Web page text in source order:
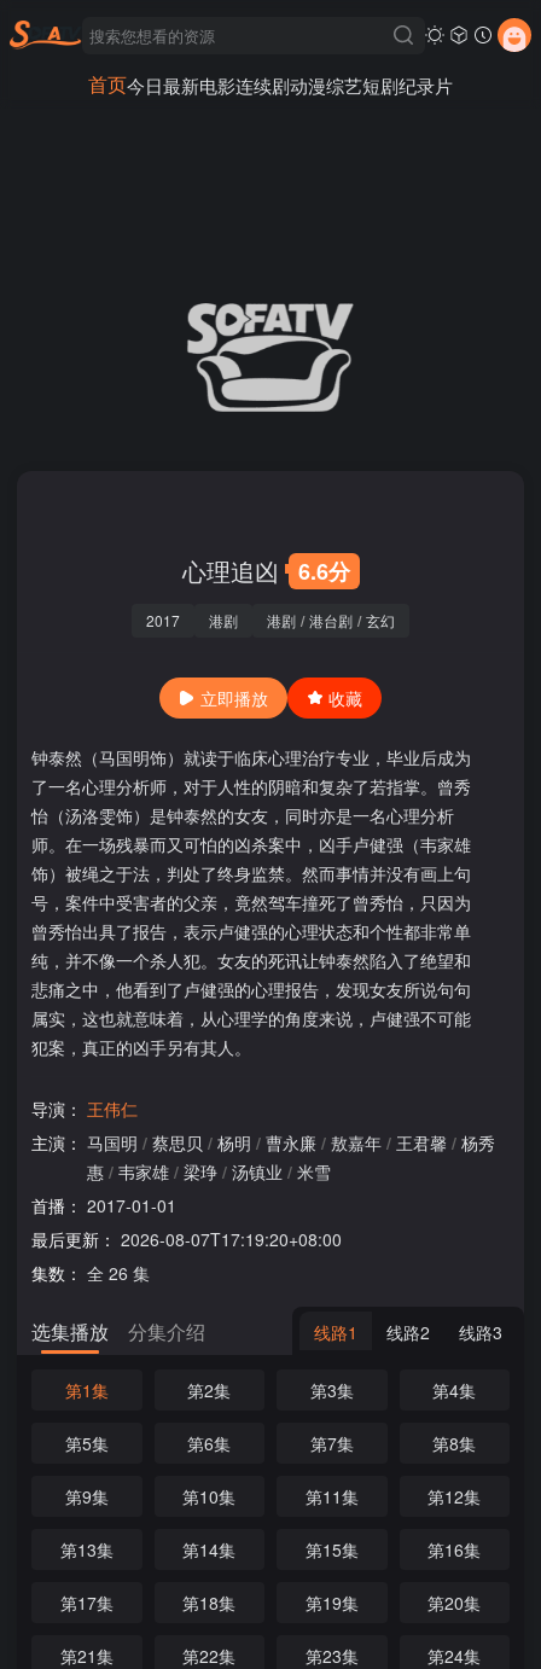
首页今日最新电影连续剧动漫综艺短剧纪录片
心理追凶 6.6分
2017 港剧 港剧 / 港台剧 / 玄幻
立即播放 收藏
钟泰然（马国明饰）就读于临床心理治疗专业，毕业后成为
了一名心理分析师，对于人性的阴暗和复杂了若指掌。曾秀
怡（汤洛雯饰）是钟泰然的女友，同时亦是一名心理分析
师。在一场残暴而又可怕的凶杀案中，凶手卢健强（韦家雄
饰）被绳之于法，判处了终身监禁。然而事情并没有画上句
号，案件中受害者的父亲，竟然驾车撞死了曾秀怡，只因为
曾秀怡出具了报告，表示卢健强的心理状态和个性都非常单
纯，并不像一个杀人犯。女友的死讯让钟泰然陷入了绝望和
悲痛之中，他看到了卢健强的心理报告，发现女友所说句句
属实，这也就意味着，从心理学的角度来说，卢健强不可能
犯案，真正的凶手另有其人。
导演： 王伟仁
主演： 马国明 / 蔡思贝 / 杨明 / 曹永廉 / 敖嘉年 / 王君馨 / 杨秀
惠 / 韦家雄 / 梁琤 / 汤镇业 / 米雪
首播： 2017-01-01
最后更新： 2026-08-07T17:19:20+08:00
集数： 全 26 集
选集播放 分集介绍 线路1 线路2 线路3
第1集 第2集 第3集 第4集
第5集 第6集 第7集 第8集
第9集 第10集 第11集 第12集
第13集 第14集 第15集 第16集
第17集 第18集 第19集 第20集
第21集 第22集 第23集 第24集